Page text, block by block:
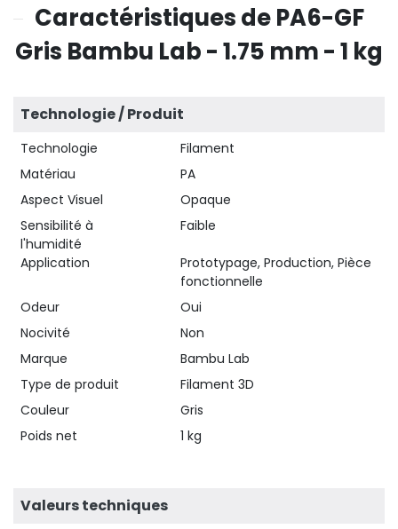
Caractéristiques de PA6-GF
Gris Bambu Lab - 1.75 mm - 1 kg
Technologie / Produit
Technologie
Filament
Matériau
PA
Aspect Visuel
Opaque
Sensibilité à
l'humidité
Faible
Application
Prototypage, Production, Pièce
fonctionnelle
Odeur
Oui
Nocivité
Non
Marque
Bambu Lab
Type de produit
Filament 3D
Couleur
Gris
Poids net
1 kg
Valeurs techniques